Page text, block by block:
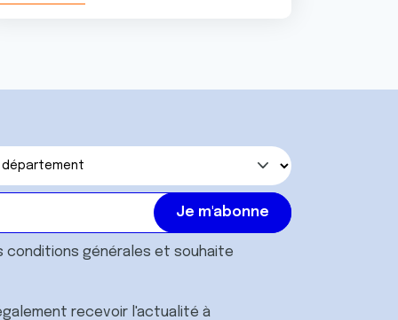
conditions générales et souhaite
recevoir l'actualité à